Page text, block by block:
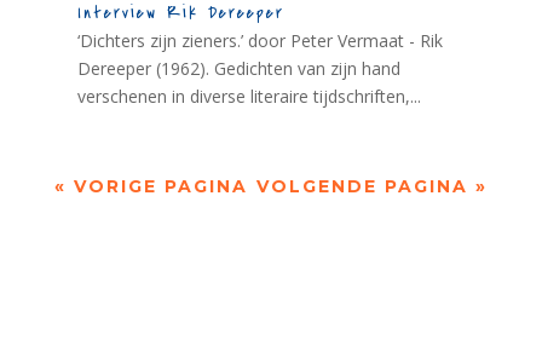
Interview Rik Dereeper
‘Dichters zijn zieners.’ door Peter Vermaat - Rik
Dereeper (1962). Gedichten van zijn hand
verschenen in diverse literaire tijdschriften,...
« VORIGE PAGINA VOLGENDE PAGINA »